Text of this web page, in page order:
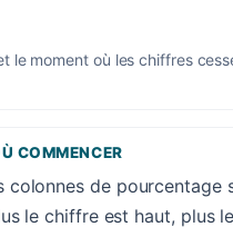
le moment où les chiffres
COMMENCER
colonnes de pourcentage
le chiffre est haut, plus